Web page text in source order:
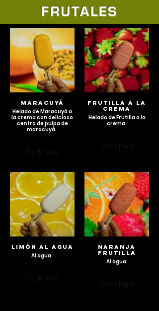
FRUTALES
MARACUYÁ
Helado de Maracuyá a
la crema con delicioso
centro de pulpa de
maracuyá.
Click here
FRUTILLA A LA
CREMA
Helado de Frutilla a la
crema.
Click here
LIMÓN AL AGUA
Al agua.
Click here
NARANJA
FRUTILLA
Al agua.
Click here